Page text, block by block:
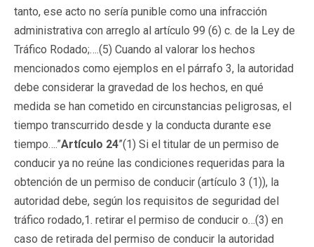
tanto, ese acto no sería punible como una infracción
administrativa con arreglo al artículo 99 (6) c. de la Ley de
Tráfico Rodado;….(5) Cuando al valorar los hechos
mencionados como ejemplos en el párrafo 3, la autoridad
debe considerar la gravedad de los hechos, en qué
medida se han cometido en circunstancias peligrosas, el
tiempo transcurrido desde y la conducta durante ese
tiempo….”Artículo 24”(1) Si el titular de un permiso de
conducir ya no reúne las condiciones requeridas para la
obtención de un permiso de conducir (artículo 3 (1)), la
autoridad debe, según los requisitos de seguridad del
tráfico rodado,1. retirar el permiso de conducir o…(3) en
caso de retirada del permiso de conducir la autoridad